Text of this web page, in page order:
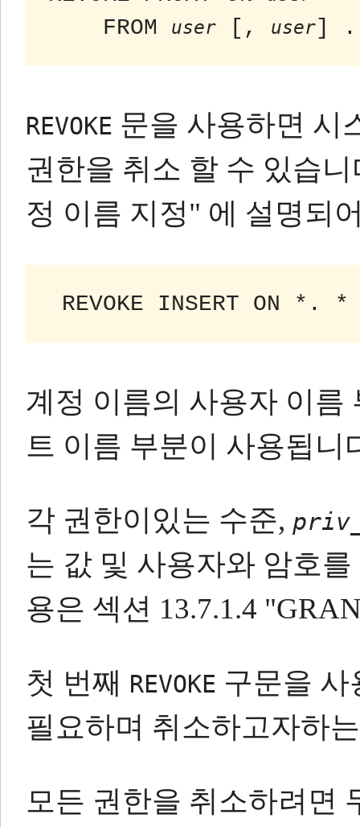
    FROM
user [, user]
REVOKE 문을 사용하면 시
권한을 취소 할 수 있습니
정 이름 지정" 에 설명되
REVOKE INSERT ON
계정 이름의 사용자 이
트 이름 부분이 사용됩니
각 권한이있는 수준,
는 값 및 사용자와 암호
용은 섹션 13.7.1.4
첫 번째 REVOKE 구문을
필요하며 취소하고자하
모든 권한을 취소하려면